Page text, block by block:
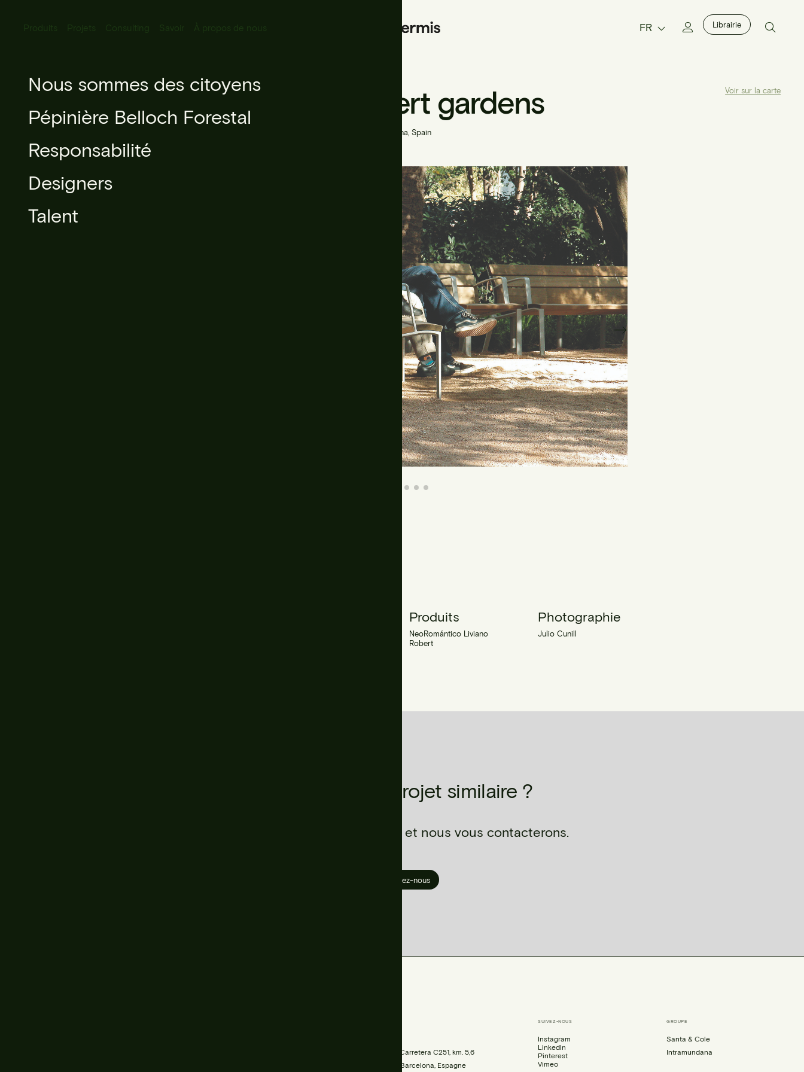
Produits
Tous Produits
Éclairage urbain
Mobilier urbain
Micro-architecture
Sylviculture urbaine
Projets Consulting Savoir À propos de nous
Nous sommes des citoyens
Pépinière Belloch Forestal
Responsabilité
Designers
Talent
FR Librairie
Voir tous les projets Palau Robert gardens
Barcelona, Spain
Voir sur la carte
Produits
NeoRomántico Liviano
Robert
Photographie
Julio Cunill
Vous avez un projet similaire ?
Parlez-nous de votre projet et nous vous contacterons.
Contactez-nous
Parc de Belloch, Carretera C251, km. 5,6
08430 La Roca, Barcelona, Espagne
SUIVEZ-NOUS
Instagram
LinkedIn
Pinterest
Vimeo
GROUPE
Santa & Cole
Intramundana